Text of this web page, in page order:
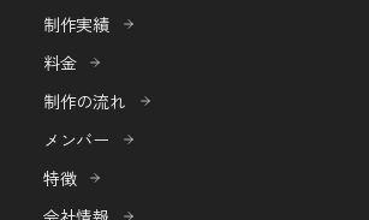
制作実績
料金
制作の流れ
メンバー
特徴